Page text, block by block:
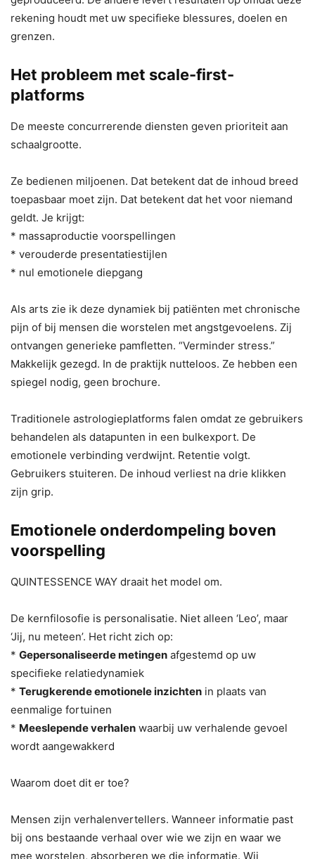
rekening houdt met uw specifieke blessures, doelen en
grenzen.
Het probleem met scale-first-
platforms
De meeste concurrerende diensten geven prioriteit aan
schaalgrootte.
Ze bedienen miljoenen. Dat betekent dat de inhoud breed
toepasbaar moet zijn. Dat betekent dat het voor niemand
geldt. Je krijgt:
* massaproductie voorspellingen
* verouderde presentatiestijlen
* nul emotionele diepgang
Als arts zie ik deze dynamiek bij patiënten met chronische
pijn of bij mensen die worstelen met angstgevoelens. Zij
ontvangen generieke pamfletten. “Verminder stress.”
Makkelijk gezegd. In de praktijk nutteloos. Ze hebben een
spiegel nodig, geen brochure.
Traditionele astrologieplatforms falen omdat ze gebruikers
behandelen als datapunten in een bulkexport. De
emotionele verbinding verdwijnt. Retentie volgt.
Gebruikers stuiteren. De inhoud verliest na drie klikken
zijn grip.
Emotionele onderdompeling boven
voorspelling
QUINTESSENCE WAY draait het model om.
De kernfilosofie is personalisatie. Niet alleen ‘Leo’, maar
‘Jij, nu meteen’. Het richt zich op:
* Gepersonaliseerde metingen afgestemd op uw
specifieke relatiedynamiek
* Terugkerende emotionele inzichten in plaats van
eenmalige fortuinen
* Meeslepende verhalen waarbij uw verhalende gevoel
wordt aangewakkerd
Waarom doet dit er toe?
Mensen zijn verhalenvertellers. Wanneer informatie past
bij ons bestaande verhaal over wie we zijn en waar we
mee worstelen, absorberen we die informatie. Wij